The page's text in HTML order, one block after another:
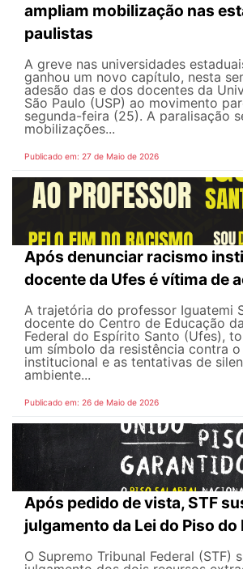
ampliam mobilização nas
paulistas
A greve nas universidades
ganhou um novo capítulo, nesta
adesão das e dos docentes da
São Paulo (USP) ao movimento
segunda-feira (25). A paralisação
mobilizações...
Publicado em: 27 de Maio de 2026
Após denunciar racismo
docente da Ufes é vítima de
A trajetória do professor Iguatemi
docente do Centro de Educação
Federal do Espírito Santo (Ufes),
um símbolo da resistência contra
institucional e as tentativas de
ambiente...
Publicado em: 26 de Maio de 2026
Após pedido de vista, STF
julgamento da Lei do Piso
O Supremo Tribunal Federal (STF)